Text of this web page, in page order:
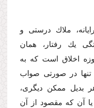
ملاك درستی و
یك رفتار، همان
اخلاق است كه به
تنها در صورتی صواب
بدیل ممكن دیگری،
آن كه مقصود از آن